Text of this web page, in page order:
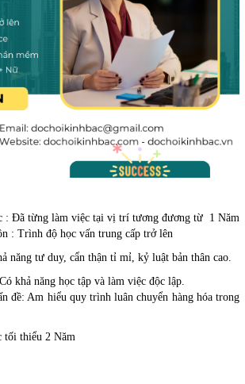
: Đã từng làm việc tại vị trí tương đương từ 1 Năm
: Trình độ học vấn trung cấp trở lên
năng tư duy, cẩn thận tỉ mỉ, kỷ luật bản thân cao.
khả năng học tập và làm việc độc lập.
đề: Am hiểu quy trình luân chuyển hàng hóa trong
tối thiểu 2 Năm